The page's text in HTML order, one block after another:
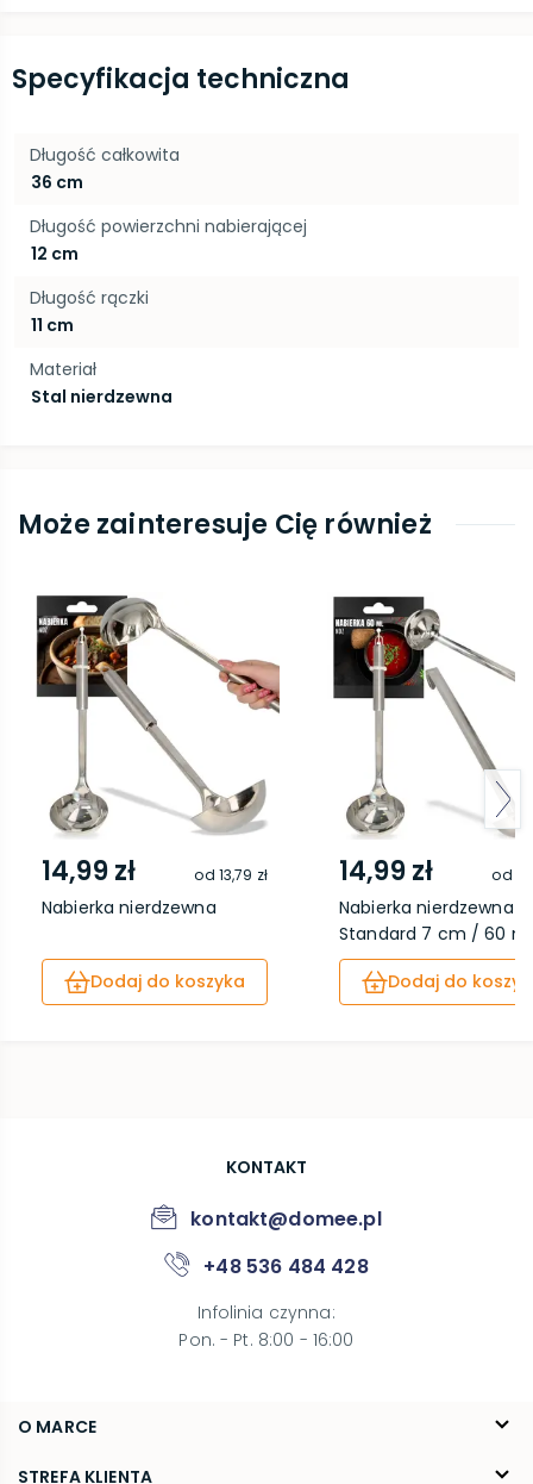
Specyfikacja techniczna
Długość całkowita
36 cm
Długość powierzchni nabierającej
12 cm
Długość rączki
11 cm
Materiał
Stal nierdzewna
Może zainteresuje Cię również
14,99 zł od 13,79 zł
Nabierka nierdzewna
Dodaj do koszyka
14,99 zł od
Nabierka nierdzewna
Standard 7 cm / 60
Dodaj do
O MARCE
O nas
STREFA KLIENTA
KONTAKT
kontakt@domee.pl
+48 536 484 428
Infolinia czynna:
Pon. - Pt. 8:00 - 16:00